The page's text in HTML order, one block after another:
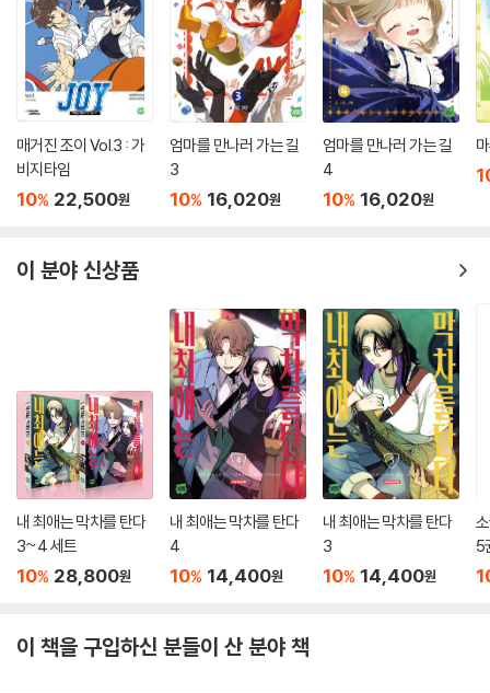
매거진 조이 Vol.3 : 가
비지타임
10% 22,500원
엄마를 만나러 가는 길
3
10% 16,020원
엄마를 만나러 가는 길
4
10% 16,020원
이 분야 신상품
내 최애는 막차를 탄다
3~4 세트
10% 28,800원
내 최애는 막차를 탄다
4
10% 14,400원
내 최애는 막차를 탄다
3
10% 14,400원
5
이 책을 구입하신 분들이 산 분야 책